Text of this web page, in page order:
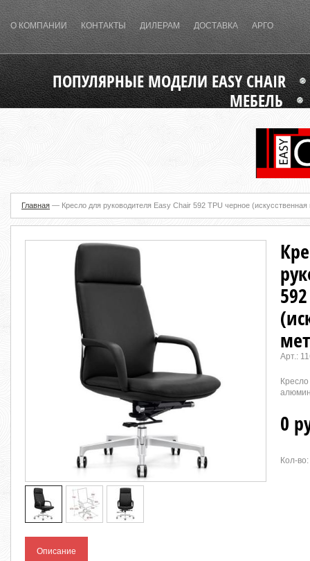
О КОМПАНИИ КОНТАКТЫ ДИЛЕРАМ ДОСТАВКА АРГО
ПОПУЛЯРНЫЕ МОДЕЛИ EASY CHAIR
МЕБЕЛЬ
Главная — Кресло для руководителя Easy Chair 592 TPU черное
Арт.:
0
Кол-во:
Описание